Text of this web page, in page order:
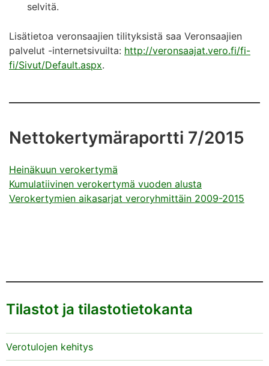
selvitä.
Lisätietoa veronsaajien tilityksistä saa Veronsaajien
palvelut -internetsivuilta: http://veronsaajat.vero.fi/fi-
fi/Sivut/Default.aspx.
Nettokertymäraportti 7/2015
Heinäkuun verokertymä
Kumulatiivinen verokertymä vuoden alusta
Verokertymien aikasarjat veroryhmittäin 2009-2015
Tilastot ja tilastotietokanta
Verotulojen kehitys